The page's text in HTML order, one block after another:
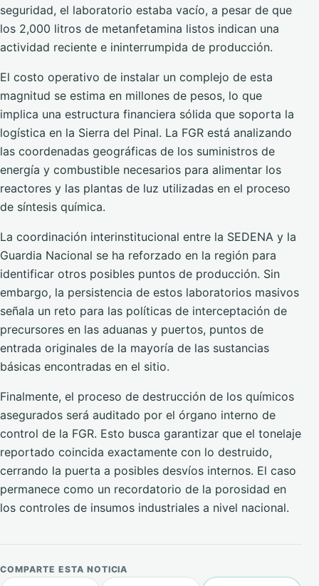
seguridad, el laboratorio estaba vacío, a pesar de que
los 2,000 litros de metanfetamina listos indican una
actividad reciente e ininterrumpida de producción.
El costo operativo de instalar un complejo de esta
magnitud se estima en millones de pesos, lo que
implica una estructura financiera sólida que soporta la
logística en la Sierra del Pinal. La FGR está analizando
las coordenadas geográficas de los suministros de
energía y combustible necesarios para alimentar los
reactores y las plantas de luz utilizadas en el proceso
de síntesis química.
La coordinación interinstitucional entre la SEDENA y la
Guardia Nacional se ha reforzado en la región para
identificar otros posibles puntos de producción. Sin
embargo, la persistencia de estos laboratorios masivos
señala un reto para las políticas de interceptación de
precursores en las aduanas y puertos, puntos de
entrada originales de la mayoría de las sustancias
básicas encontradas en el sitio.
Finalmente, el proceso de destrucción de los químicos
asegurados será auditado por el órgano interno de
control de la FGR. Esto busca garantizar que el tonelaje
reportado coincida exactamente con lo destruido,
cerrando la puerta a posibles desvíos internos. El caso
permanece como un recordatorio de la porosidad en
los controles de insumos industriales a nivel nacional.
COMPARTE ESTA NOTICIA